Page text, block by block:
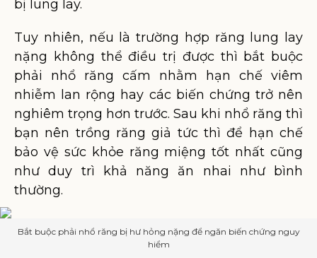
bị lung lay.
Tuy nhiên, nếu là trường hợp răng lung lay
nặng không thể điều trị được thì bắt buộc
phải nhổ răng cấm nhằm hạn chế viêm
nhiễm lan rộng hay các biến chứng trở nên
nghiêm trọng hơn trước. Sau khi nhổ răng thì
bạn nên trồng răng giả tức thì để hạn chế
bảo vệ sức khỏe răng miệng tốt nhất cũng
như duy trì khả năng ăn nhai như bình
thường.
Bắt buộc phải nhổ răng bị hư hỏng nặng để ngăn biến chứng nguy
hiểm